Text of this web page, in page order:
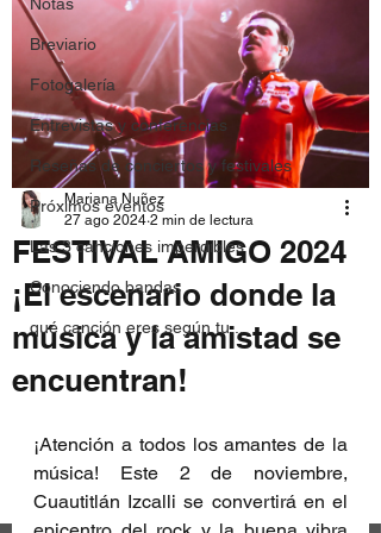
Breviario
Fotogalería
Entrevistas y conferencias
Reseñas de conciertos y festivales
Próximos eventos
Las 3 canciones imperdibles
Conociendo bandas
qué canción eres según tu...
FESTIVAL AMIGO 2024
¡El escenario donde la
música y la amistad se
encuentran!
Mariana Nuñez
27 ago 2024 2 min de lectura
¡Atención a todos los amantes de la
música! Este 2 de noviembre,
Cuautitlán Izcalli se convertirá en el